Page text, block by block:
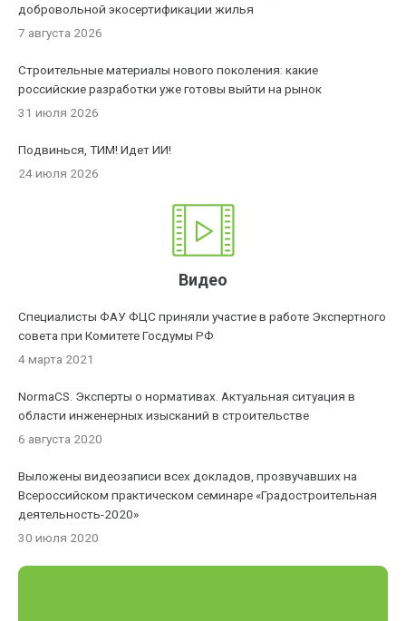
добровольной экосертификации жилья
7 августа 2026
Строительные материалы нового поколения: какие
российские разработки уже готовы выйти на рынок
31 июля 2026
Подвинься, ТИМ! Идет ИИ!
24 июля 2026
Видео
Специалисты ФАУ ФЦС приняли участие в работе Экспертного
совета при Комитете Госдумы РФ
4 марта 2021
NormaCS. Эксперты о нормативах. Актуальная ситуация в
области инженерных изысканий в строительстве
6 августа 2020
Выложены видеозаписи всех докладов, прозвучавших на
Всероссийском практическом семинаре «Градостроительная
деятельность-2020»
30 июля 2020